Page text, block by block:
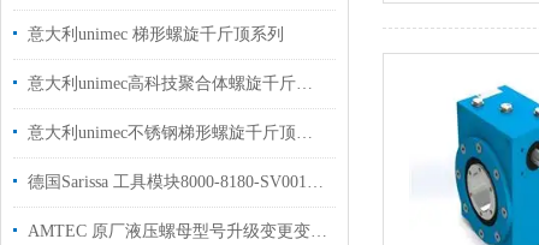
意大利unimec 梯形螺旋千斤顶系列
意大利unimec高科技聚合体螺旋千斤顶系列
意大利unimec不锈钢梯形螺旋千斤顶系列
德国Sarissa 工具模块8000-8180-SV001用于汽车制造行业
AMTEC 原厂液压螺母型号升级变更变更声明